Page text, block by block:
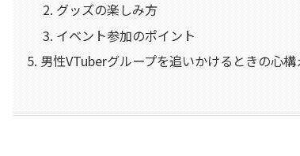
グッズの楽しみ方
イベント参加のポイント
男性VTuberグループを追いかけるときの心構